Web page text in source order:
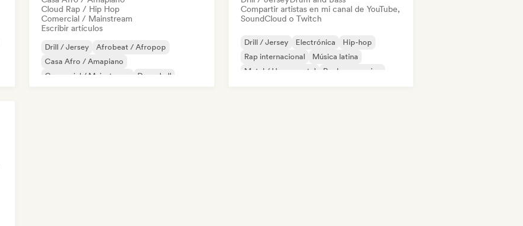
Cloud Rap / Hip Hop
Comercial / Mainstream
Escribir artículos
Drill / Jersey
Afrobeat / Afropop
Casa Afro / Amapiano
Comercial / Mainstream
Dancehall
Compartir artistas en mi canal de YouTube,
SoundCloud o Twitch
Drill / Jersey Electrónica
Hip-hop
Rap internacional
Música latina
Metal / Heavy metal
Rock progresivo